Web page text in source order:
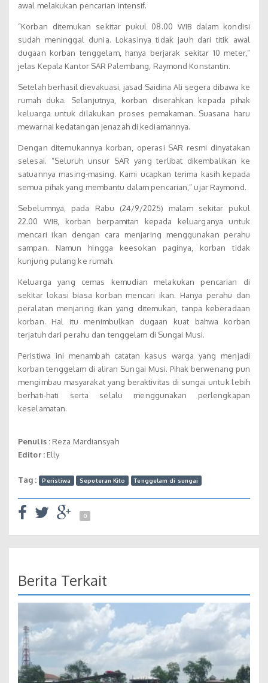
awal melakukan pencarian intensif.
“Korban ditemukan sekitar pukul 08.00 WIB dalam kondisi
sudah meninggal dunia. Lokasinya tidak jauh dari titik awal
dugaan korban tenggelam, hanya berjarak sekitar 10 meter,”
jelas Kepala Kantor SAR Palembang, Raymond Konstantin.
Setelah berhasil dievakuasi, jasad Saidina Ali segera dibawa ke
rumah duka. Selanjutnya, korban diserahkan kepada pihak
keluarga untuk dilakukan proses pemakaman. Suasana haru
mewarnai kedatangan jenazah di kediamannya.
Dengan ditemukannya korban, operasi SAR resmi dinyatakan
selesai. “Seluruh unsur SAR yang terlibat dikembalikan ke
satuannya masing-masing. Kami ucapkan terima kasih kepada
semua pihak yang membantu dalam pencarian,” ujar Raymond.
Sebelumnya, pada Rabu (24/9/2025) malam sekitar pukul
22.00 WIB, korban berpamitan kepada keluarganya untuk
mencari ikan dengan cara menjaring menggunakan perahu
sampan. Namun hingga keesokan paginya, korban tidak
kunjung pulang ke rumah.
Keluarga yang cemas kemudian melakukan pencarian di
sekitar lokasi biasa korban mencari ikan. Hanya perahu dan
peralatan menjaring ikan yang ditemukan, tanpa keberadaan
korban. Hal itu menimbulkan dugaan kuat bahwa korban
terjatuh dari perahu dan tenggelam di Sungai Musi.
Peristiwa ini menambah catatan kasus warga yang menjadi
korban tenggelam di aliran Sungai Musi. Pihak berwenang pun
mengimbau masyarakat yang beraktivitas di sungai untuk lebih
berhati-hati serta selalu menggunakan perlengkapan
keselamatan.
Penulis :Reza Mardiansyah
Editor :Elly
Tag : Peristiwa Seputeran Kito Tenggelam di sungai
0
Berita Terkait